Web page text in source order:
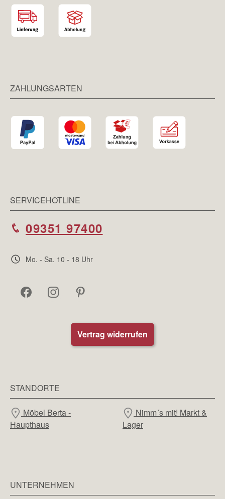
ZAHLUNGSARTEN
SERVICEHOTLINE
09351 97400
Mo. - Sa. 10 - 18 Uhr
Vertrag widerrufen
STANDORTE
Möbel Berta -
Haupthaus
Nimm´s mit! Markt &
Lager
UNTERNEHMEN